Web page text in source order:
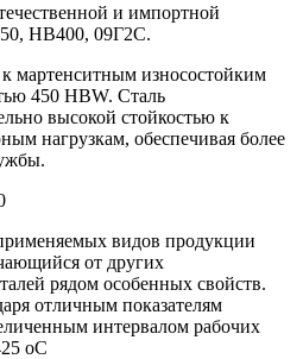
и импортной
HB400, 09Г2С.
мартенситным износостойким
450 HBW. Сталь
высокой стойкостью к
нагрузкам, обеспечивая более
видов продукции
от других
рядом особенных свойств.
отличным показателям
интервалом рабочих
оС